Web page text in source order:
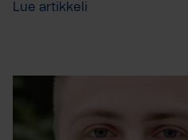
Lue artikkeli